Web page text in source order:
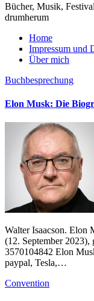
Bücher, Musik,
drumherum
Home
Impressum und
Über mich
Buchbesprechung
Elon Musk: Die
Walter Isaacson. Elon Musk: Die Biografie. C. Bertelsmann Verlag
(12. September 2023),
3570104842 Elon
paypal, Tesla,…
Convention